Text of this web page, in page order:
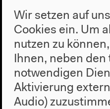
Wir setzen auf
Cookies ein. Um
nutzen zu
Ihnen, neben
notwendigen
Aktivierung
Audio)